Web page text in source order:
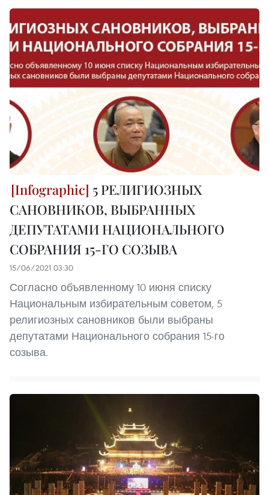
5 РЕЛИГИОЗНЫХ
САНОВНИКОВ, ВЫБРАННЫХ
ДЕПУТАТАМИ НАЦИОНАЛЬНОГО
СОБРАНИЯ 15-ГО СОЗЫВА
15/06/2021 03:30
Согласно объявленному 10 июня списку
Национальным избирательным советом, 5
религиозных сановников были выбраны
депутатами Национального собрания 15-го
созыва.